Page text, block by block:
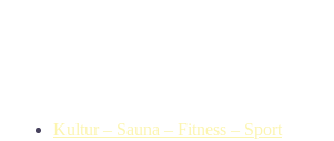
Kultur – Sauna – Fitness – Sport